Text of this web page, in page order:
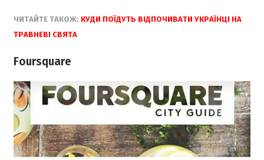
ЧИТАЙТЕ ТАКОЖ: КУДИ ПОЇДУТЬ ВІДПОЧИВАТИ УКРАЇНЦІ НА
ТРАВНЕВІ СВЯТА
Foursquare